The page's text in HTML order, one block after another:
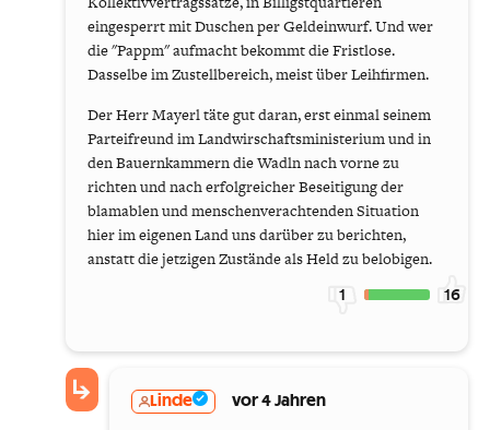
eingesperrt mit Duschen per Geldeinwurf. Und wer
die "Pappm" aufmacht bekommt die Fristlose.
Dasselbe im Zustellbereich, meist über Leihfirmen.
Der Herr Mayerl täte gut daran, erst einmal seinem
Parteifreund im Landwirschaftsministerium und in
den Bauernkammern die Wadln nach vorne zu
richten und nach erfolgreicher Beseitigung der
blamablen und menschenverachtenden Situation
hier im eigenen Land uns darüber zu berichten,
anstatt die jetzigen Zustände als Held zu belobigen.
1 16
Linde vor 4 Jahren